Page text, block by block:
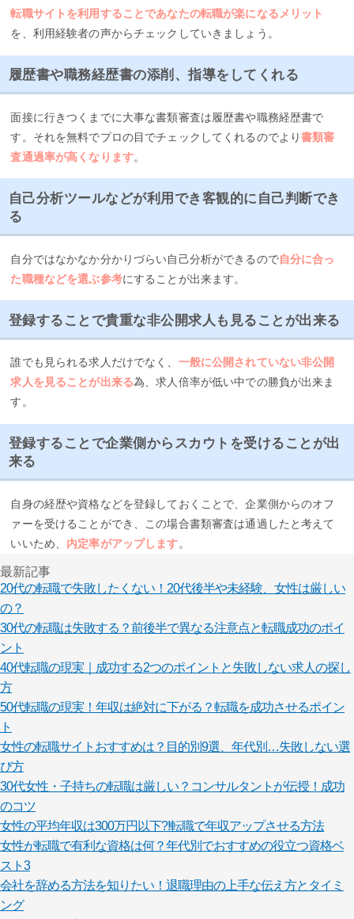
転職サイトを利用することであなたの転職が楽になるメリット
を、利用経験者の声からチェックしていきましょう。
履歴書や職務経歴書の添削、指導をしてくれる
面接に行きつくまでに大事な書類審査は履歴書や職務経歴書で
す。それを無料でプロの目でチェックしてくれるのでより書類審
査通過率が高くなります。
自己分析ツールなどが利用でき客観的に自己判断でき
る
自分ではなかなか分かりづらい自己分析ができるので自分に合っ
た職種などを選ぶ参考にすることが出来ます。
登録することで貴重な非公開求人も見ることが出来る
誰でも見られる求人だけでなく、 一般に公開されていない非公開
求人を見ることが出来る為、求人倍率が低い中での勝負が出来ま
す。
登録することで企業側からスカウトを受けることが出
来る
自身の経歴や資格などを登録しておくことで、企業側からのオフ
ァーを受けることができ、この場合書類審査は通過したと考えて
いいため、 内定率がアップします。
最新記事
20代の転職で失敗したくない！20代後半や未経験、女性は厳しい
の？
30代の転職は失敗する？前後半で異なる注意点と転職成功のポイ
ント
40代転職の現実｜成功する2つのポイントと失敗しない求人の探し
方
50代転職の現実！年収は絶対に下がる？転職を成功させるポイン
ト
女性の転職サイトおすすめは？目的別9選、年代別…失敗しない選
び方
30代女性・子持ちの転職は厳しい？コンサルタントが伝授！成功
のコツ
女性の平均年収は300万円以下?!転職で年収アップさせる方法
女性が転職で有利な資格は何？年代別でおすすめの役立つ資格ベ
スト3
会社を辞める方法を知りたい！退職理由の上手な伝え方とタイミ
ング